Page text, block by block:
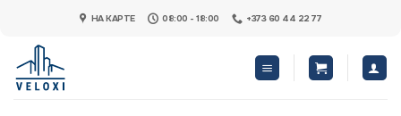
content
НА КАРТЕ 08:00 - 18:00 +373 60 44 22 77